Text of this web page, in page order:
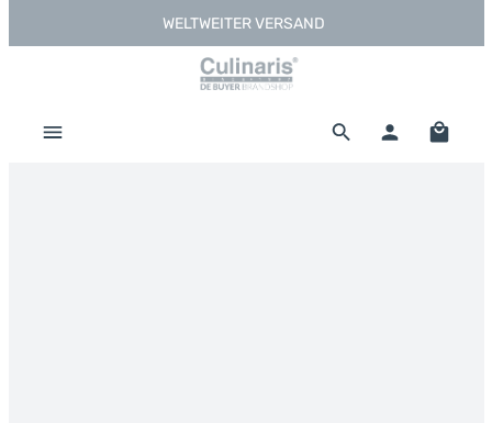
Zum Hauptinhalt springenWELTWEITER VERSAND